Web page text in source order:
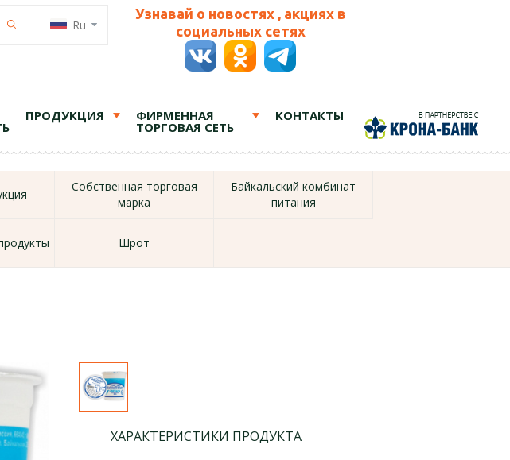
Ru
Узнавай о новостях , акциях в
социальных сетях
ПРОДУКЦИЯ ФИРМЕННАЯ
ТОРГОВАЯ СЕТЬ
КОНТАКТЫ
Собственная торговая
марка
Байкальский комбинат
питания
Шрот
ХАРАКТЕРИСТИКИ ПРОДУКТА